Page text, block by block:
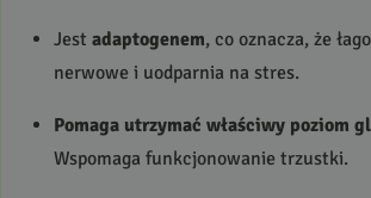
Jest adaptogenem, co oznacza, że
nerwowe i uodparnia na stres.
Pomaga utrzymać właściwy poziom
Wspomaga funkcjonowanie trzustki.